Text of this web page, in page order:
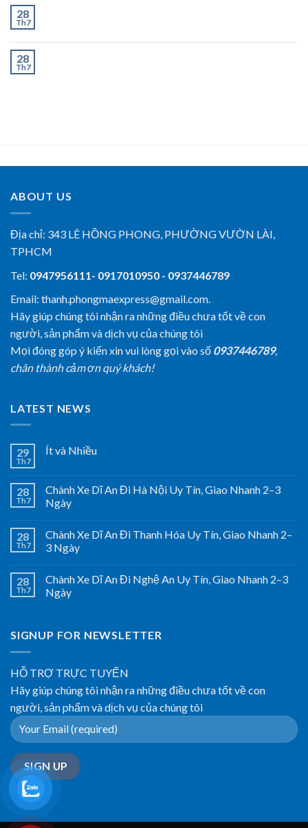
28
Th7
28
Th7
ABOUT US
Địa chỉ: 343 LÊ HỒNG PHONG, PHƯỜNG VƯỜN LÀI,
TPHCM
Tel: 0947956111- 0917010950 - 0937446789
Email: thanh.phongmaexpress@gmail.com.
Hãy giúp chúng tôi nhận ra những điều chưa tốt về con
người, sản phẩm và dịch vụ của chúng tôi
Mọi đóng góp ý kiến xin vui lòng gọi vào số 0937446789,
chân thành cảm ơn quý khách!
LATEST NEWS
29
Th7
Ít và Nhiều
28
Th7
Chành Xe Dĩ An Đi Hà Nội Uy Tín, Giao Nhanh 2–3
Ngày
28
Th7
Chành Xe Dĩ An Đi Thanh Hóa Uy Tín, Giao Nhanh 2–
3 Ngày
28
Th7
Chành Xe Dĩ An Đi Nghệ An Uy Tín, Giao Nhanh 2–3
Ngày
SIGNUP FOR NEWSLETTER
HỖ TRỢ TRỰC TUYẾN
Hãy giúp chúng tôi nhận ra những điều chưa tốt về con
người, sản phẩm và dịch vụ của chúng tôi